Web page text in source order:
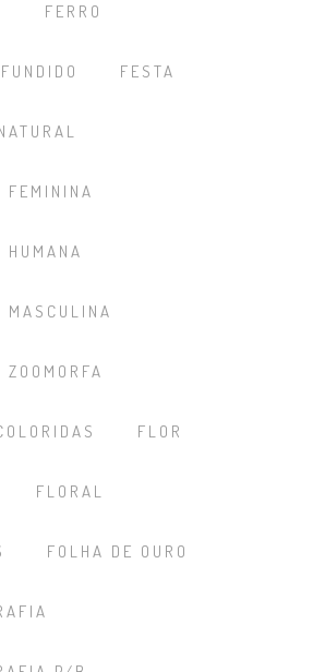
FERRO
FESTA
FEMININA
HUMANA
MASCULINA
ZOOMORFA
FLOR
FLORAL
FOLHA DE OURO